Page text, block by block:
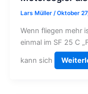
Lars Müller /Oktober
Wenn fliegen mehr
einmal im SF 25 C
kann sich